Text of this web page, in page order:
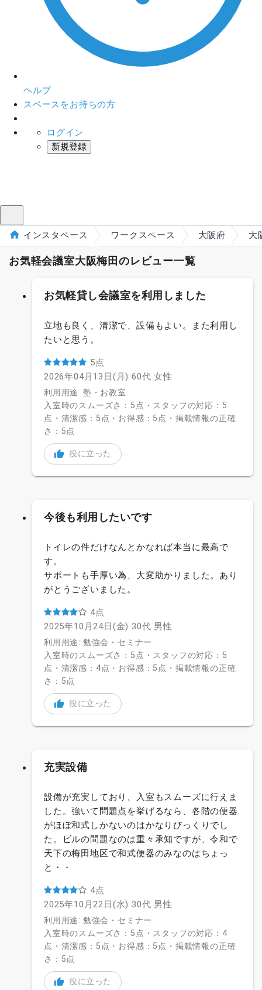
ヘルプ
スペースをお持ちの方
ログイン
新規登録
インスタベース ワークスペース 大阪府 大
お気軽会議室大阪梅田のレビュー一覧
お気軽貸し会議室を利用しました
立地も良く、清潔で、設備もよい。また利用し
たいと思う。
5点
2026年04月13日(月) 60代 女性
利用用途: 塾・お教室
入室時のスムーズさ：5点・スタッフの対応：5
点・清潔感：5点・お得感：5点・掲載情報の正確
さ：5点
役に立った
今後も利用したいです
トイレの件だけなんとかなれば本当に最高で
す。
サポートも手厚い為、大変助かりました。あり
がとうございました。
4点
2025年10月24日(金) 30代 男性
利用用途: 勉強会・セミナー
入室時のスムーズさ：5点・スタッフの対応：5
点・清潔感：4点・お得感：5点・掲載情報の正確
さ：5点
役に立った
充実設備
設備が充実しており、入室もスムーズに行えま
した。強いて問題点を挙げるなら、各階の便器
がほぼ和式しかないのはかなりびっくりでし
た。ビルの問題なのは重々承知ですが、令和で
天下の梅田地区で和式便器のみなのはちょっ
と・・
4点
2025年10月22日(水) 30代 男性
利用用途: 勉強会・セミナー
入室時のスムーズさ：5点・スタッフの対応：4
点・清潔感：5点・お得感：5点・掲載情報の正確
さ：5点
役に立った